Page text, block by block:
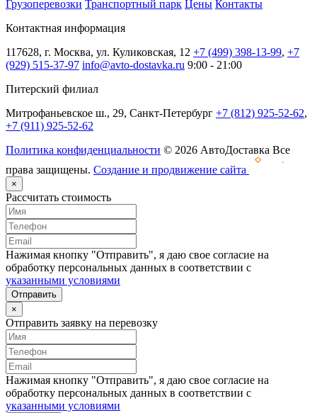
Грузоперевозки Транспортный парк Цены Контакты
Контактная информация
117628, г. Москва, ул. Куликовская, 12 +7 (499) 398-13-99, +7
(929) 515-37-97 info@avto-dostavka.ru 9:00 - 21:00
Питерский филиал
Митрофаньевское ш., 29, Санкт-Петербург +7 (812) 925-52-62,
+7 (911) 925-52-62
Политика конфиденциальности © 2026 АвтоДоставка Все
права защищены. Создание и продвижение сайта
×
Рассчитать стоимость
Нажимая кнопку "Отправить", я даю свое согласие на
обработку персональных данных в соответствии с
указанными условиями
Отправить
×
Отправить заявку на перевозку
Нажимая кнопку "Отправить", я даю свое согласие на
обработку персональных данных в соответствии с
указанными условиями